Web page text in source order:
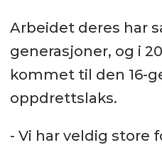
Arbeidet deres har
generasjoner, og i
kommet til den 16-
oppdrettslaks.
- Vi har veldig store